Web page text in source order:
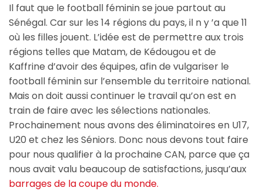
Il faut que le football féminin se joue partout au
Sénégal. Car sur les 14 régions du pays, il n y ’a que 11
où les filles jouent. L’idée est de permettre aux trois
régions telles que Matam, de Kédougou et de
Kaffrine d’avoir des équipes, afin de vulgariser le
football féminin sur l’ensemble du territoire national.
Mais on doit aussi continuer le travail qu’on est en
train de faire avec les sélections nationales.
Prochainement nous avons des éliminatoires en U17,
U20 et chez les Séniors. Donc nous devons tout faire
pour nous qualifier à la prochaine CAN, parce que ça
nous avait valu beaucoup de satisfactions, jusqu’aux
barrages de la coupe du monde.